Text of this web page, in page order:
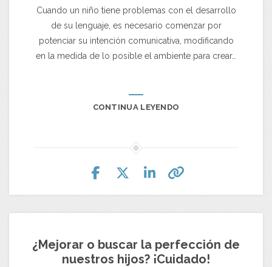
Cuando un niño tiene problemas con el desarrollo
de su lenguaje, es necesario comenzar por
potenciar su intención comunicativa, modificando
en la medida de lo posible el ambiente para crear…
CONTINUA LEYENDO
¿Mejorar o buscar la perfección de
nuestros hijos? ¡Cuidado!